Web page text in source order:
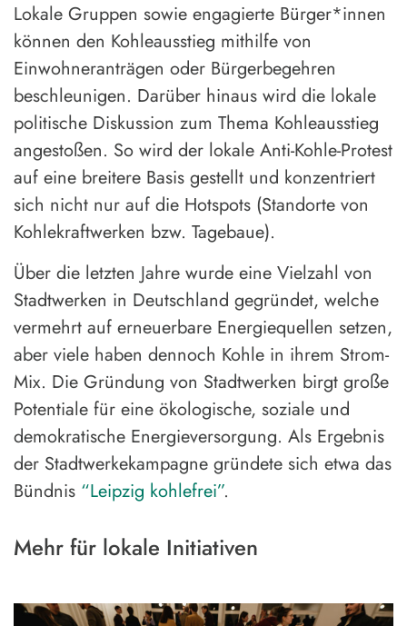
Lokale Gruppen sowie engagierte Bürger*innen
können den Kohleausstieg mithilfe von
Einwohneranträgen oder Bürgerbegehren
beschleunigen. Darüber hinaus wird die lokale
politische Diskussion zum Thema Kohleausstieg
angestoßen. So wird der lokale Anti-Kohle-Protest
auf eine breitere Basis gestellt und konzentriert
sich nicht nur auf die Hotspots (Standorte von
Kohlekraftwerken bzw. Tagebaue).
Über die letzten Jahre wurde eine Vielzahl von
Stadtwerken in Deutschland gegründet, welche
vermehrt auf erneuerbare Energiequellen setzen,
aber viele haben dennoch Kohle in ihrem Strom-
Mix. Die Gründung von Stadtwerken birgt große
Potentiale für eine ökologische, soziale und
demokratische Energieversorgung. Als Ergebnis
der Stadtwerkekampagne gründete sich etwa das
Bündnis “Leipzig kohlefrei”.
Mehr für lokale Initiativen